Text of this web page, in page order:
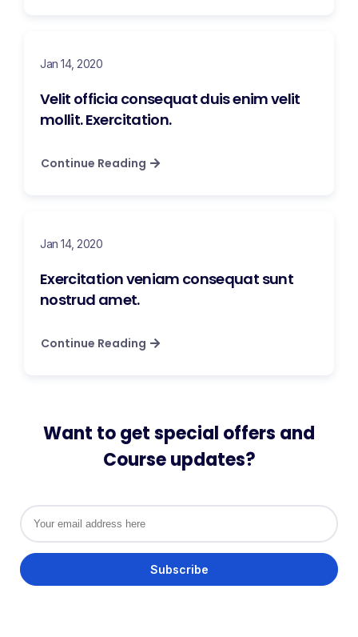
Jan 14, 2020
Velit officia consequat duis enim velit
mollit. Exercitation.
Continue Reading
Jan 14, 2020
Exercitation veniam consequat sunt
nostrud amet.
Continue Reading
Want to get special offers and
Course updates?